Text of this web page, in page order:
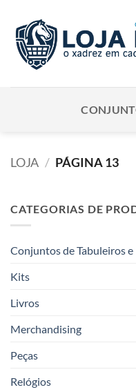
content
LOJA / PÁGINA 13
CATEGORIAS DE
Conjuntos de Tabuleiros e
Kits
Livros
Merchandising
Peças
Relógios